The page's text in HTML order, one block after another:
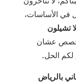
الأساسات،
تشيلون
عشان
لكم الحل.
بالرياض